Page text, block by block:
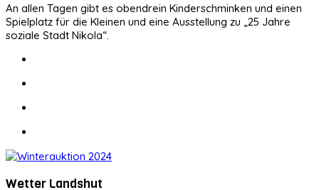
An allen Tagen gibt es obendrein Kinderschminken und einen
Spielplatz für die Kleinen und eine Ausstellung zu „25 Jahre
soziale Stadt Nikola“.
Wetter Landshut